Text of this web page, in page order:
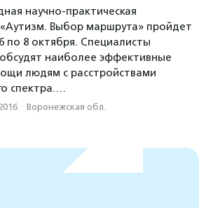
научно-практическая
Выбор маршрута» пройдет
по 8 октября. Специалисты
наиболее эффективные
людям с расстройствами
спектра.…
· Воронежская обл.